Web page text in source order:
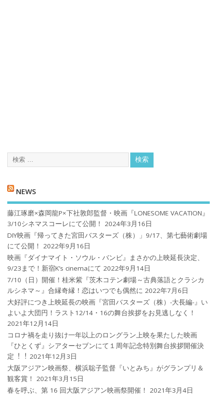
NEWS
藤江琢磨×森岡龍P×下社敦郎監督・映画『LONESOME VACATION』
3/10シネマスコーレにて公開！
2024年3月16日
DIY映画『帰ってきた宮田バスターズ（株）」9/17、第七藝術劇場
にて公開！
2022年9月16日
映画『ダイナマイト・ソウル・バンビ』まさかの上映延長決定、
9/23まで！新宿K’s cinemaにて 2022年9月14日
7/10（日）開催！桂米紫『茨木コテン劇場～古典落語とクラシカ
ルシネマ～』合縁奇縁！恋はいつでも偶然に 2022年7月6日
大好評につき上映延長の映画『宮田バスターズ（株）-大長編-』い
よいよ大団円！ラスト12/14・16の舞台挨拶をお見逃しなく！
2021年12月14日
コロナ禍を⾛り抜け⼀年以上のロングラン上映を果たした映画
『ひとくず』シアターセブンにて１周年記念特別舞台挨拶開催決
定︕︕ 2021年12月3日
大阪アジアン映画祭、横浜聡子監督『いとみち』がグランプリ＆
観客賞！
2021年3月15日
春を呼ぶ、第 16 回大阪アジアン映画祭開催！
2021年3月4日